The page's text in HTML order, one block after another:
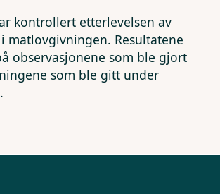
kontrollert etterlevelsen av
matlovgivningen. Resultatene
observasjonene som ble gjort
som ble gitt under